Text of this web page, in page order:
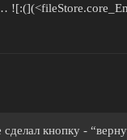
кнопку -